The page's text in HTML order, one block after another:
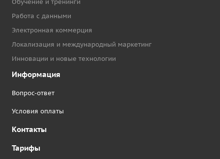
Обучение и тренинги
Работа с данными
Электронная коммерция
Локализация и международный маркетинг
Инновации и новые технологии
Информация
Вопрос-ответ
Условия оплаты
Контакты
Тарифы